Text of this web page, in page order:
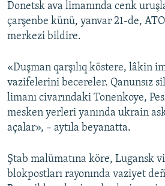
QOŞULIÑIZ!
RFE/RS bütün saytları
Donetsk ava limanında cenk
çarşenbe künü, yanvar 21-de,
merkezi bildire.
«Duşman qarşılıq köstere, lâkin
vazifelerini becereler. Qanunsız
limanı civarındaki Tonenkoye,
mesken yerleri yanında ukrain
açalar», – aytıla beyanatta.
Ştab malümatına köre, Lugansk
blokpostları rayonında vaziyet